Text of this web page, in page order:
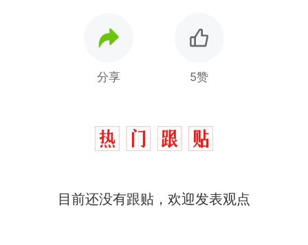
分享 5赞
目前还没有跟贴，欢迎发表观点
因老师一句“跟我回家”改写了